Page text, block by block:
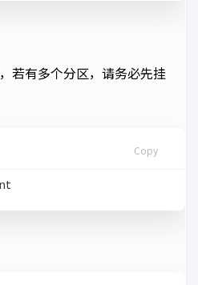
，若有多个分区，请务必先挂
Copy